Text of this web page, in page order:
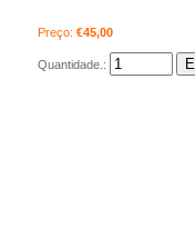
Preço: €45,00
Quantidade.: